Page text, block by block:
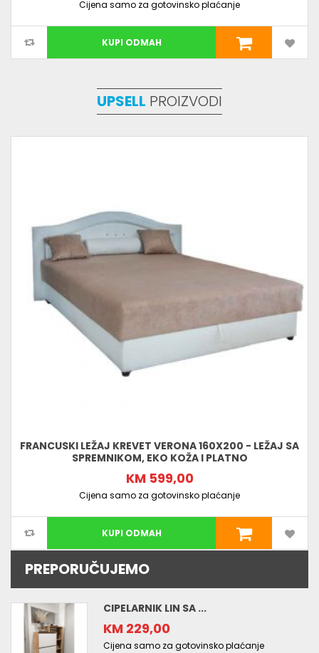
Cijena samo za gotovinsko plaćanje
KUPI ODMAH
UPSELL PROIZVODI
FRANCUSKI LEŽAJ KREVET VERONA 160X200 - LEŽAJ SA
SPREMNIKOM, EKO KOŽA I PLATNO
KM 599,00
Cijena samo za gotovinsko plaćanje
KUPI ODMAH
PREPORUČUJEMO
CIPELARNIK LIN SA ...
KM 229,00
Cijena samo za gotovinsko plaćanje